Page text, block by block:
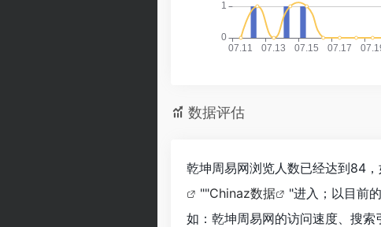
数据评估
乾坤周易网浏览人数已经达到84
""Chinaz数据
"进入；以目前
如：乾坤周易网的访问速度、搜